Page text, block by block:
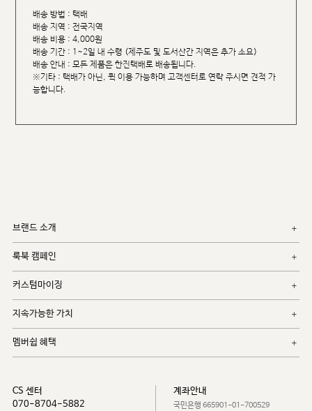
배송 방법 : 택배
배송 지역 : 전국지역
배송 비용 : 4,000원
배송 기간 : 1~2일 내 수령 (제주도 및 도서산간 지역은 추가 소요)
배송 안내 : 모든 제품은 한진택배로 배송됩니다.
※기타 : 택배가 아닌, 퀵 이용 가능하며 고객센터로 연락 주시면 견적 가
능합니다.
브랜드 소개
룩북 캠페인
커스텀마이징
지속가능한 가치
멤버쉽 혜택
CS 센터
070-8704-5882
계좌안내
국민은행 665901-01-700529